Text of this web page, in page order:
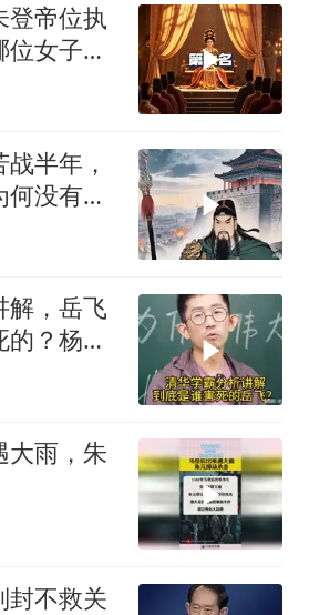
登帝位执
女子让
半年，
没有派
解，岳飞
？杨奇
大雨，朱
封不救关